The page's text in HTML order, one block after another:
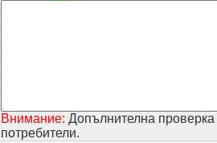
Внимание: Допълнителна
потребители.